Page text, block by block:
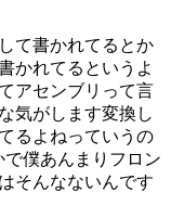
て書かれてるとか
かれてるというよ
アセンブリって言
気がします変換し
るよねっていうの
僕あんまりフロン
そんなないんです